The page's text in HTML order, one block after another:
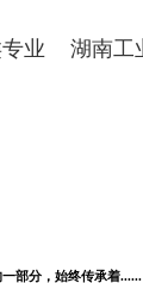
业
湖南工
部分，始终传承着......